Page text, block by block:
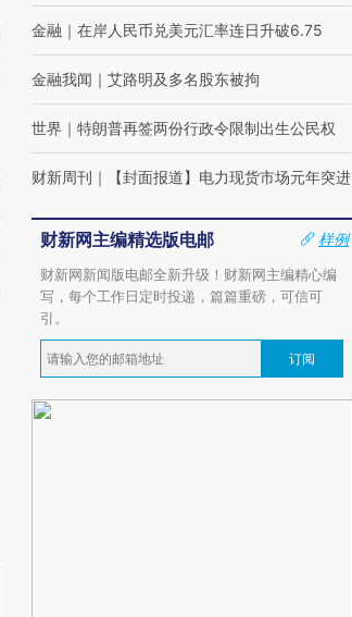
金融 ｜ 在岸人民币兑美元汇率连日升破6.75
金融我闻 ｜ 艾路明及多名股东被拘
世界 ｜ 特朗普再签两份行政令限制出生公民权
财新周刊 ｜ 【封面报道】电力现货市场元年突进
财新网主编精选版电邮
样例
财新网新闻版电邮全新升级！财新网主编精心编
写，每个工作日定时投递，篇篇重磅，可信可
引。
订阅